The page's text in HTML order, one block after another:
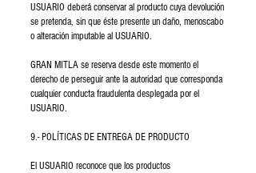
USUARIO deberá conservar al producto cuya devolución
se pretenda, sin que éste presente un daño, menoscabo
o alteración imputable al USUARIO.
GRAN MITLA se reserva desde este momento el
derecho de perseguir ante la autoridad que corresponda
cualquier conducta fraudulenta desplegada por el
USUARIO.
9.- POLÍTICAS DE ENTREGA DE PRODUCTO
El USUARIO reconoce que los productos